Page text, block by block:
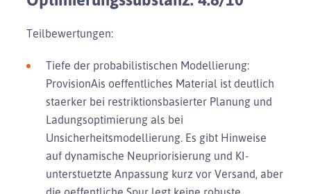
Teilbewertungen:
Tiefe der probabilistischen Modellierung:
ProvisionAis oeffentliches Material ist deutlich
staerker bei restriktionsbasierter Planung und
Ladungsoptimierung als bei
Unsicherheitsmodellierung. Es gibt Hinweise
auf dynamische Neupriorisierung und KI-
unterstuetzte Anpassung kurz vor Versand, aber